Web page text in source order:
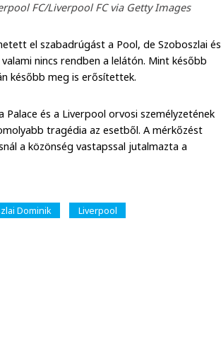
FC/Liverpool FC via Getty Images
el szabadrúgást a Pool, de Szoboszlai és
nincs rendben a lelátón. Mint később
később meg is erősítettek.
és a Liverpool orvosi személyzetének
tragédia az esetből. A mérkőzést
a közönség vastapssal jutalmazta a
Dominik Liverpool